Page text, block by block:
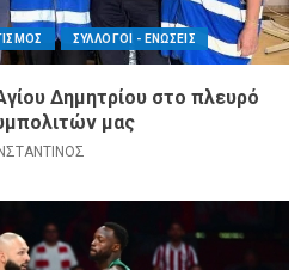
ΣΥΛΛΟΓΟΙ - ΕΝΩΣΕΙΣ
Δημητρίου στο πλευρό
μας